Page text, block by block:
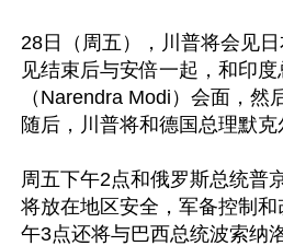
28日（周五），川普将会见
见结束后与安倍一起，和印度
（Narendra Modi）会面，然
随后，川普将和德国总理默克
周五下午2点和俄罗斯总统普
将放在地区安全，军备控制
午3点还将与巴西总统波索纳